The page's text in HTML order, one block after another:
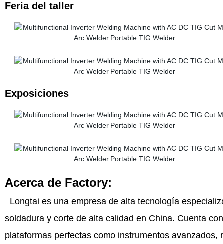
Feria del taller
Exposiciones
Acerca de Factory:
Longtai es una empresa de alta tecnología
soldadura y corte de alta calidad en China. Cuenta
plataformas perfectas como instrumentos